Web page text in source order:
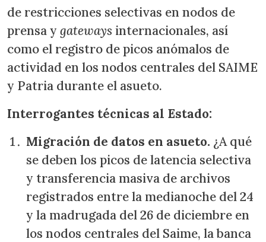
de restricciones selectivas en nodos de
prensa y gateways internacionales, así
como el registro de picos anómalos de
actividad en los nodos centrales del SAIME
y Patria durante el asueto.
Interrogantes técnicas al Estado:
Migración de datos en asueto. ¿A qué
se deben los picos de latencia selectiva
y transferencia masiva de archivos
registrados entre la medianoche del 24
y la madrugada del 26 de diciembre en
los nodos centrales del Saime, la banca